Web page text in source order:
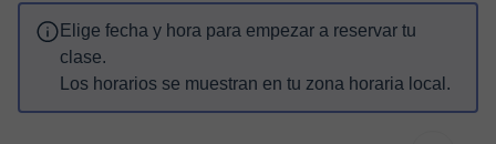
Elige fecha y hora para empezar a reservar tu
clase.
Los horarios se muestran en tu zona horaria local.